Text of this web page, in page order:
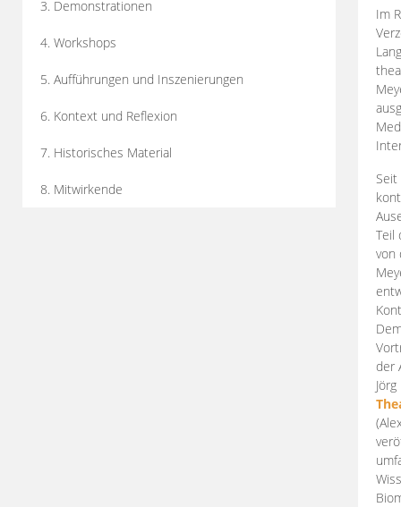
3. Demonstrationen
4. Workshops
5. Aufführungen und Inszenierungen
6. Kontext und Reflexion
7. Historisches Material
8. Mitwirkende
Im
Teil
von
der